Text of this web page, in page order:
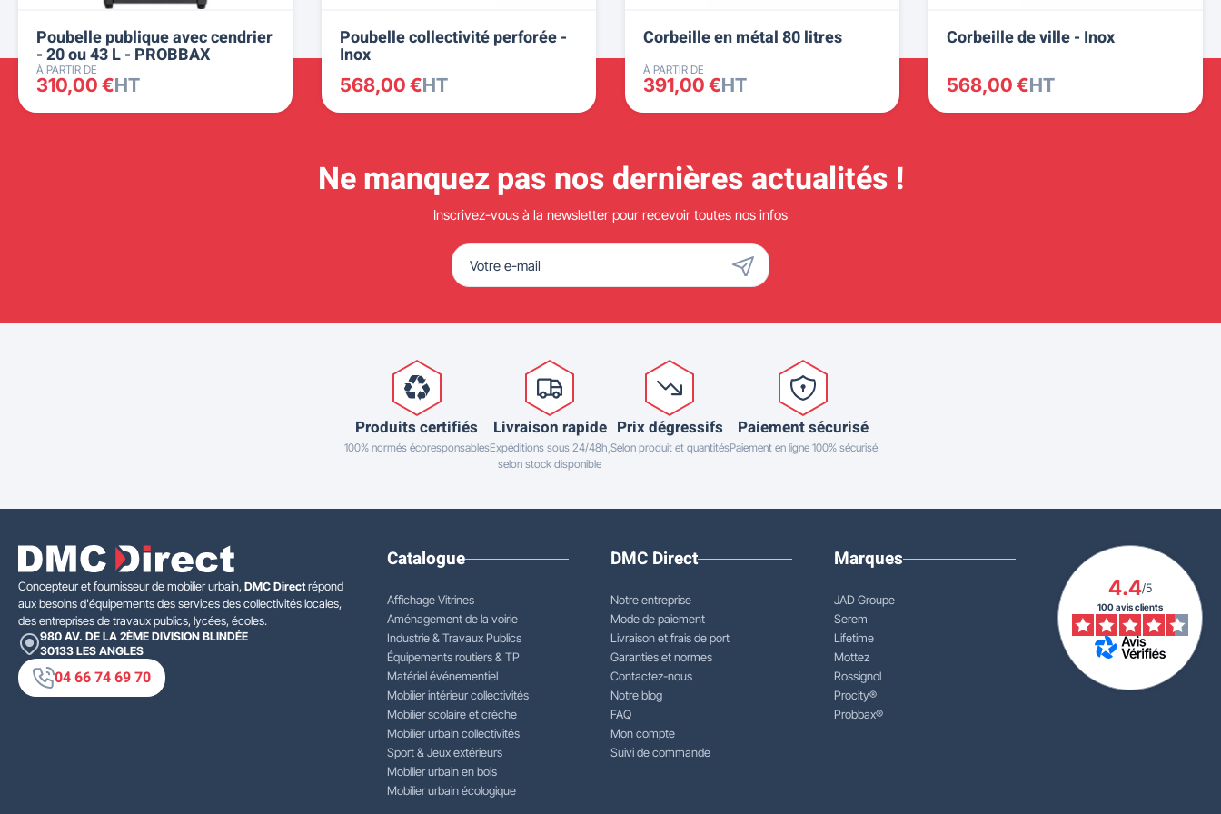
Poubelle publique avec cendrier
- 20 ou 43 L - PROBBAX
À PARTIR DE
310,00 €HT
Poubelle collectivité perforée -
Inox
568,00 €HT
Corbeille en métal 80 litres
À PARTIR DE
391,00 €HT
Corbeille de ville - Inox
568,00 €HT
Ne manquez pas nos dernières actualités !
Inscrivez-vous à la newsletter pour recevoir toutes nos infos
Produits certifiés
100% normés écoresponsables
Livraison rapide
Expéditions sous 24/48h,
selon stock disponible
Prix dégressifs
Selon produit et quantités
Paiement sécurisé
Paiement en ligne 100% sécurisé
Concepteur et fournisseur de mobilier urbain, DMC Directrépond
aux besoins d'équipements des services des collectivités locales,
des entreprises de travaux publics, lycées, écoles.
980 AV. DE LA 2ÈME DIVISION BLINDÉE
30133 LES ANGLES
04 66 74 69 70
Catalogue
Affichage Vitrines
Aménagement de la voirie
Industrie & Travaux Publics
Équipements routiers & TP
Matériel événementiel
Mobilier intérieur collectivités
Mobilier scolaire et crèche
Mobilier urbain collectivités
Sport & Jeux extérieurs
Mobilier urbain en bois
Mobilier urbain écologique
DMC Direct
Notre entreprise
Mode de paiement
Livraison et frais de port
Garanties et normes
Contactez-nous
Notre blog
FAQ
Mon compte
Suivi de commande
Marques
JAD Groupe
Serem
Lifetime
Mottez
Rossignol
Procity®
Probbax®
4.4/5
100 avis clients